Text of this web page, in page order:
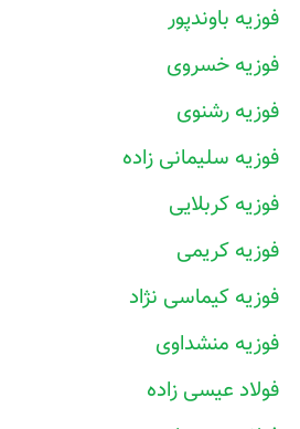
فوزیه باوندپور
فوزیه خسروی
فوزیه رشنوی
فوزیه سلیمانی زاده
فوزیه کربلایی
فوزیه کریمی
فوزیه کیماسی نژاد
فوزیه منشداوی
فولاد عیسی زاده